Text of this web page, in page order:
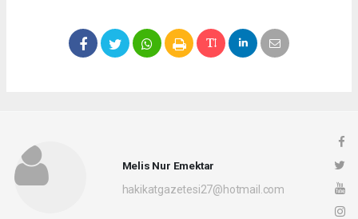
Melis Nur Emektar
hakikatgazetesi27@hotmail.com